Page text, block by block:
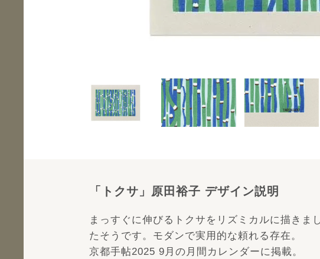
「トクサ」原田裕子 デザイン説明
まっすぐに伸びるトクサをリズミカルに描き
たそうです。モダンで実用的な頼れる存在。
京都手帖2025 9月の月間カレンダーに掲載。